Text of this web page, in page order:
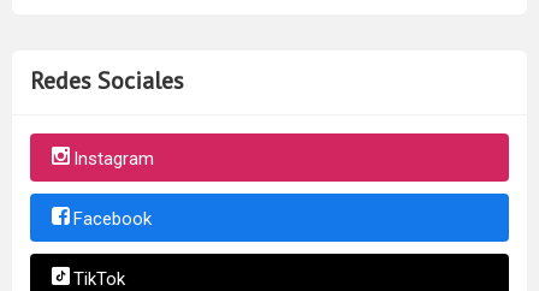
Redes Sociales
Instagram
Facebook
TikTok